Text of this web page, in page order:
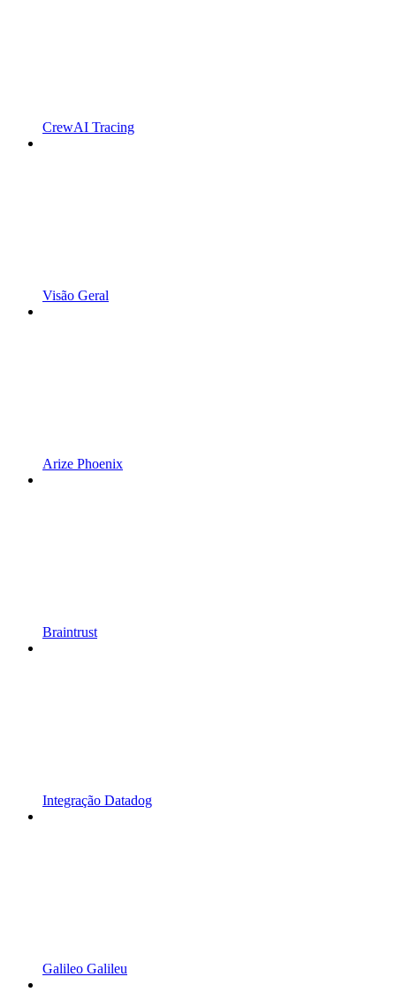
CrewAI Tracing
Visão Geral
Arize Phoenix
Braintrust
Integração Datadog
Galileo Galileu